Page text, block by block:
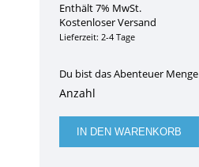
Enthält 7% MwSt.
Kostenloser Versand
Lieferzeit: 2-4 Tage
Du bist das Abenteuer Menge
IN DEN WARENKORB